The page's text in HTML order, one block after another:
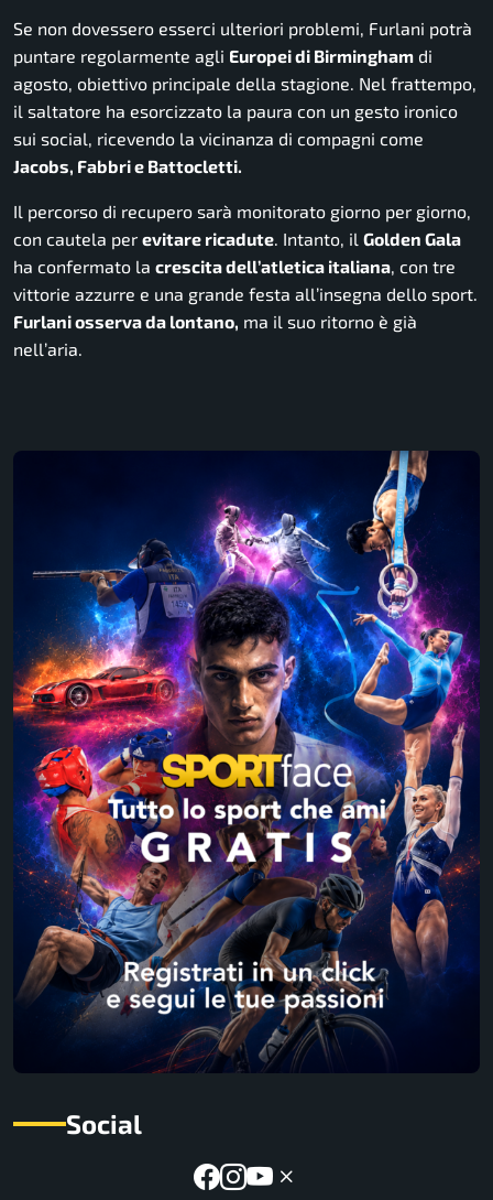
Se non dovessero esserci ulteriori problemi, Furlani potrà
puntare regolarmente agli Europei di Birmingham di
agosto, obiettivo principale della stagione. Nel frattempo,
il saltatore ha esorcizzato la paura con un gesto ironico
sui social, ricevendo la vicinanza di compagni come
Jacobs, Fabbri e Battocletti.
Il percorso di recupero sarà monitorato giorno per giorno,
con cautela per evitare ricadute. Intanto, il Golden Gala
ha confermato la crescita dell’atletica italiana, con tre
vittorie azzurre e una grande festa all’insegna dello sport.
Furlani osserva da lontano, ma il suo ritorno è già
nell’aria.
Social